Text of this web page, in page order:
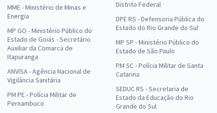
MME - Ministério de Minas e
Energia
MP GO - Ministério Público do
Estado de Goiás - Secretário
Auxiliar da Comarca de
Itapuranga
ANVISA - Agência Nacional de
Vigilância Sanitária
PM PE - Polícia Militar de
Pernambuco
Distrito Federal
DPE RS - Defensoria Pública do
Estado do Rio Grande do Sul
MP SP - Ministério Público do
Estado de São Paulo
PM SC - Polícia Militar de Santa
Catarina
SEDUC RS - Secretaria de
Estado da Educação do Rio
Grande do Sul